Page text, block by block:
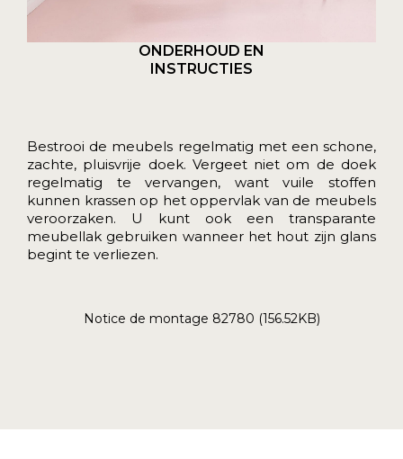
ONDERHOUD EN
INSTRUCTIES
Bestrooi de meubels regelmatig met een schone,
zachte, pluisvrije doek. Vergeet niet om de doek
regelmatig te vervangen, want vuile stoffen
kunnen krassen op het oppervlak van de meubels
veroorzaken. U kunt ook een transparante
meubellak gebruiken wanneer het hout zijn glans
begint te verliezen.
Notice de montage 82780 (156.52KB)